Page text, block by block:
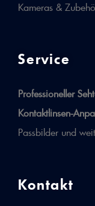
Kameras &
Service
Professioneller
Kontaktlinsen-
Passbilder und
Kontakt